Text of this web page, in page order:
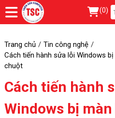
(0)
Trang chủ
Tin công nghệ
Cách tiến hành sửa lỗi Windows
chuột
Cách tiến hành
Windows bị